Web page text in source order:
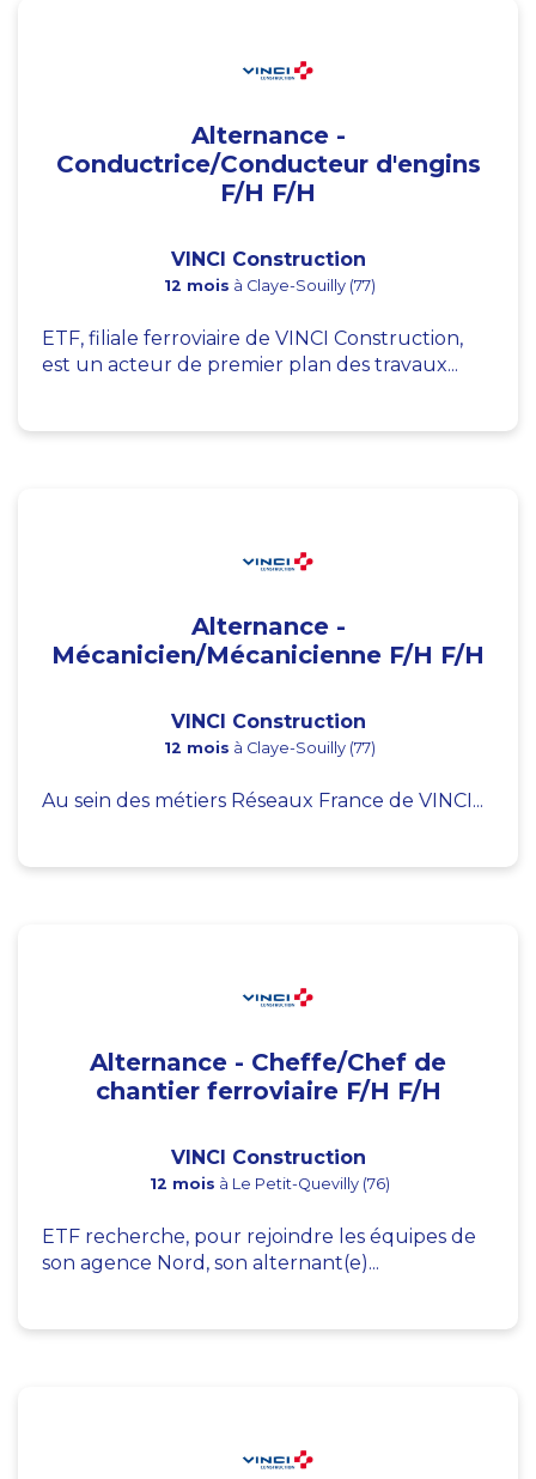
Alternance -
Conductrice/Conducteur d'engins
F/H F/H
VINCI Construction
12 mois à Claye-Souilly (77)
ETF, filiale ferroviaire de VINCI Construction,
est un acteur de premier plan des travaux...
Alternance -
Mécanicien/Mécanicienne F/H F/H
VINCI Construction
12 mois à Claye-Souilly (77)
Au sein des métiers Réseaux France de VINCI...
Alternance - Cheffe/Chef de
chantier ferroviaire F/H F/H
VINCI Construction
12 mois à Le Petit-Quevilly (76)
ETF recherche, pour rejoindre les équipes de
son agence Nord, son alternant(e)...